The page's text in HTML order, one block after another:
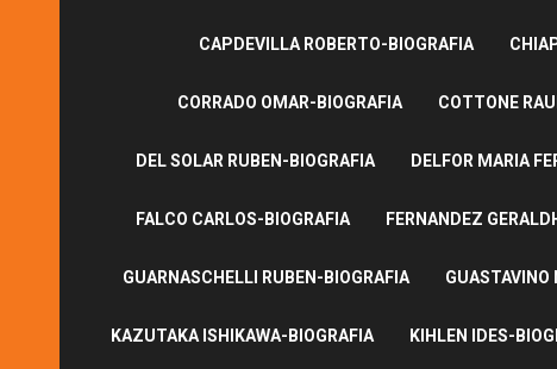
CAPDEVILLA ROBERTO-BIOGRAFIA
CORRADO OMAR-BIOGRAFIA COTTONE
DEL SOLAR RUBEN-BIOGRAFIA DELFOR MARIA
FALCO CARLOS-BIOGRAFIA FERNANDEZ
GUARNASCHELLI RUBEN-BIOGRAFIA GUASTAVINO
KAZUTAKA ISHIKAWA-BIOGRAFIA KIHLEN IDES-